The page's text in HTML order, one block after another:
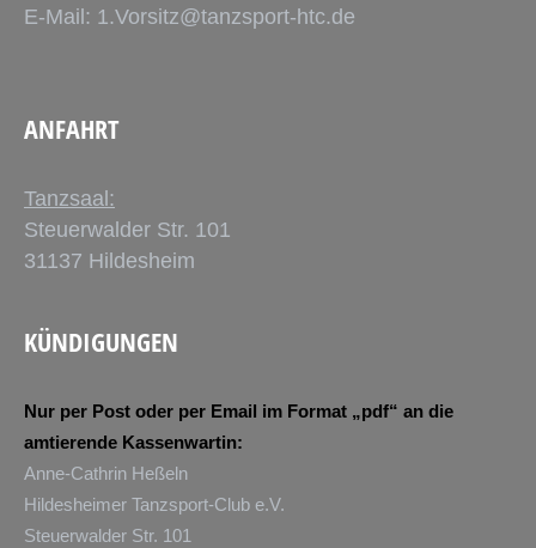
E-Mail: 1.Vorsitz@tanzsport-htc.de
ANFAHRT
Tanzsaal:
Steuerwalder Str. 101
31137 Hildesheim
KÜNDIGUNGEN
Nur per Post oder per Email im Format „pdf“ an die
amtierende Kassenwartin:
Anne-Cathrin Heßeln
Hildesheimer Tanzsport-Club e.V.
Steuerwalder Str. 101